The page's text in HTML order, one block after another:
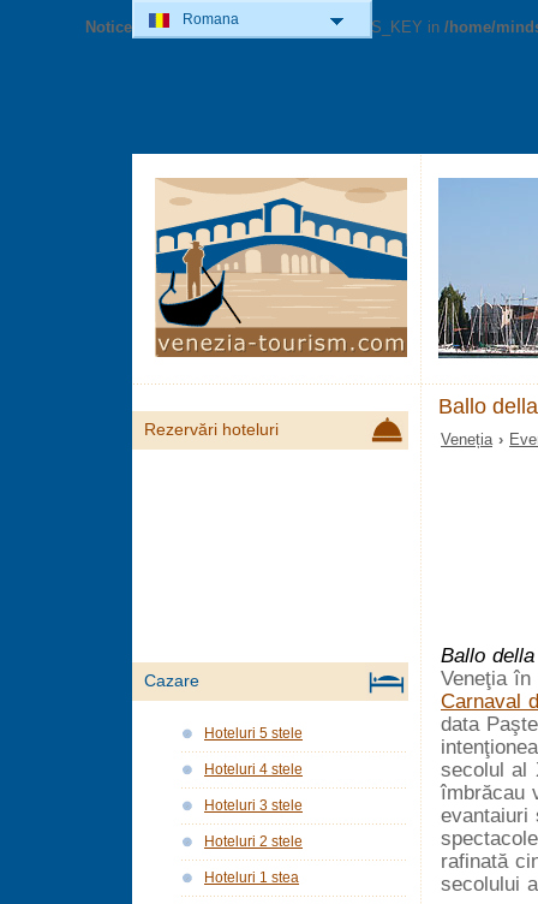
Notice: Undefined variable: GOOG_MAPS_KEY in /home/
Ballo
Veneția ›
Ballo
Veneţia
Carnaval
data
secolul al
îmbrăcau
evantaiuri
rafinată
secolului
Rezervări hoteluri
Cazare
Hoteluri 5 stele
Hoteluri 4 stele
Hoteluri 3 stele
Hoteluri 2 stele
Hoteluri 1 stea
Romana